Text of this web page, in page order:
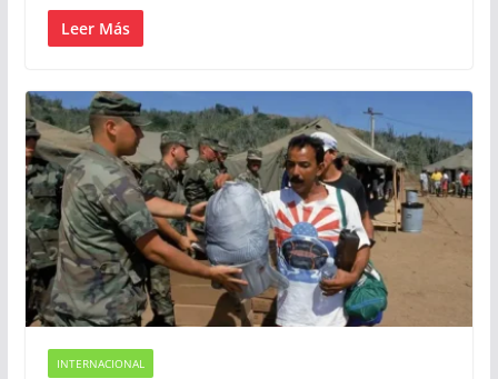
Leer Más
INTERNACIONAL